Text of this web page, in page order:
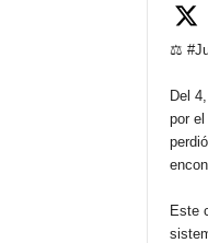
⚖️
Del
por
Este